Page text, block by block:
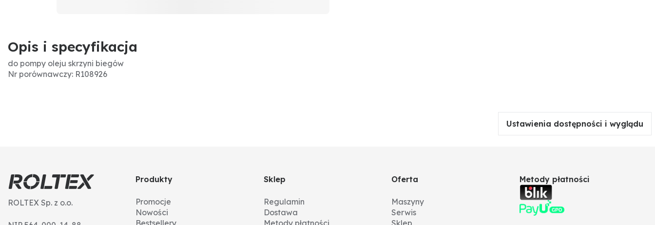
Opis i specyfikacja
do pompy oleju skrzyni biegów
Nr porównawczy: R108926
Ustawienia dostępności i wyglądu
ROLTEX Sp. z o.o.
Produkty
Promocje
Nowości
Bestsellery
Sklep
Regulamin
Dostawa
Metody płatności
Oferta
Maszyny
Serwis
Sklep
Metody płatności